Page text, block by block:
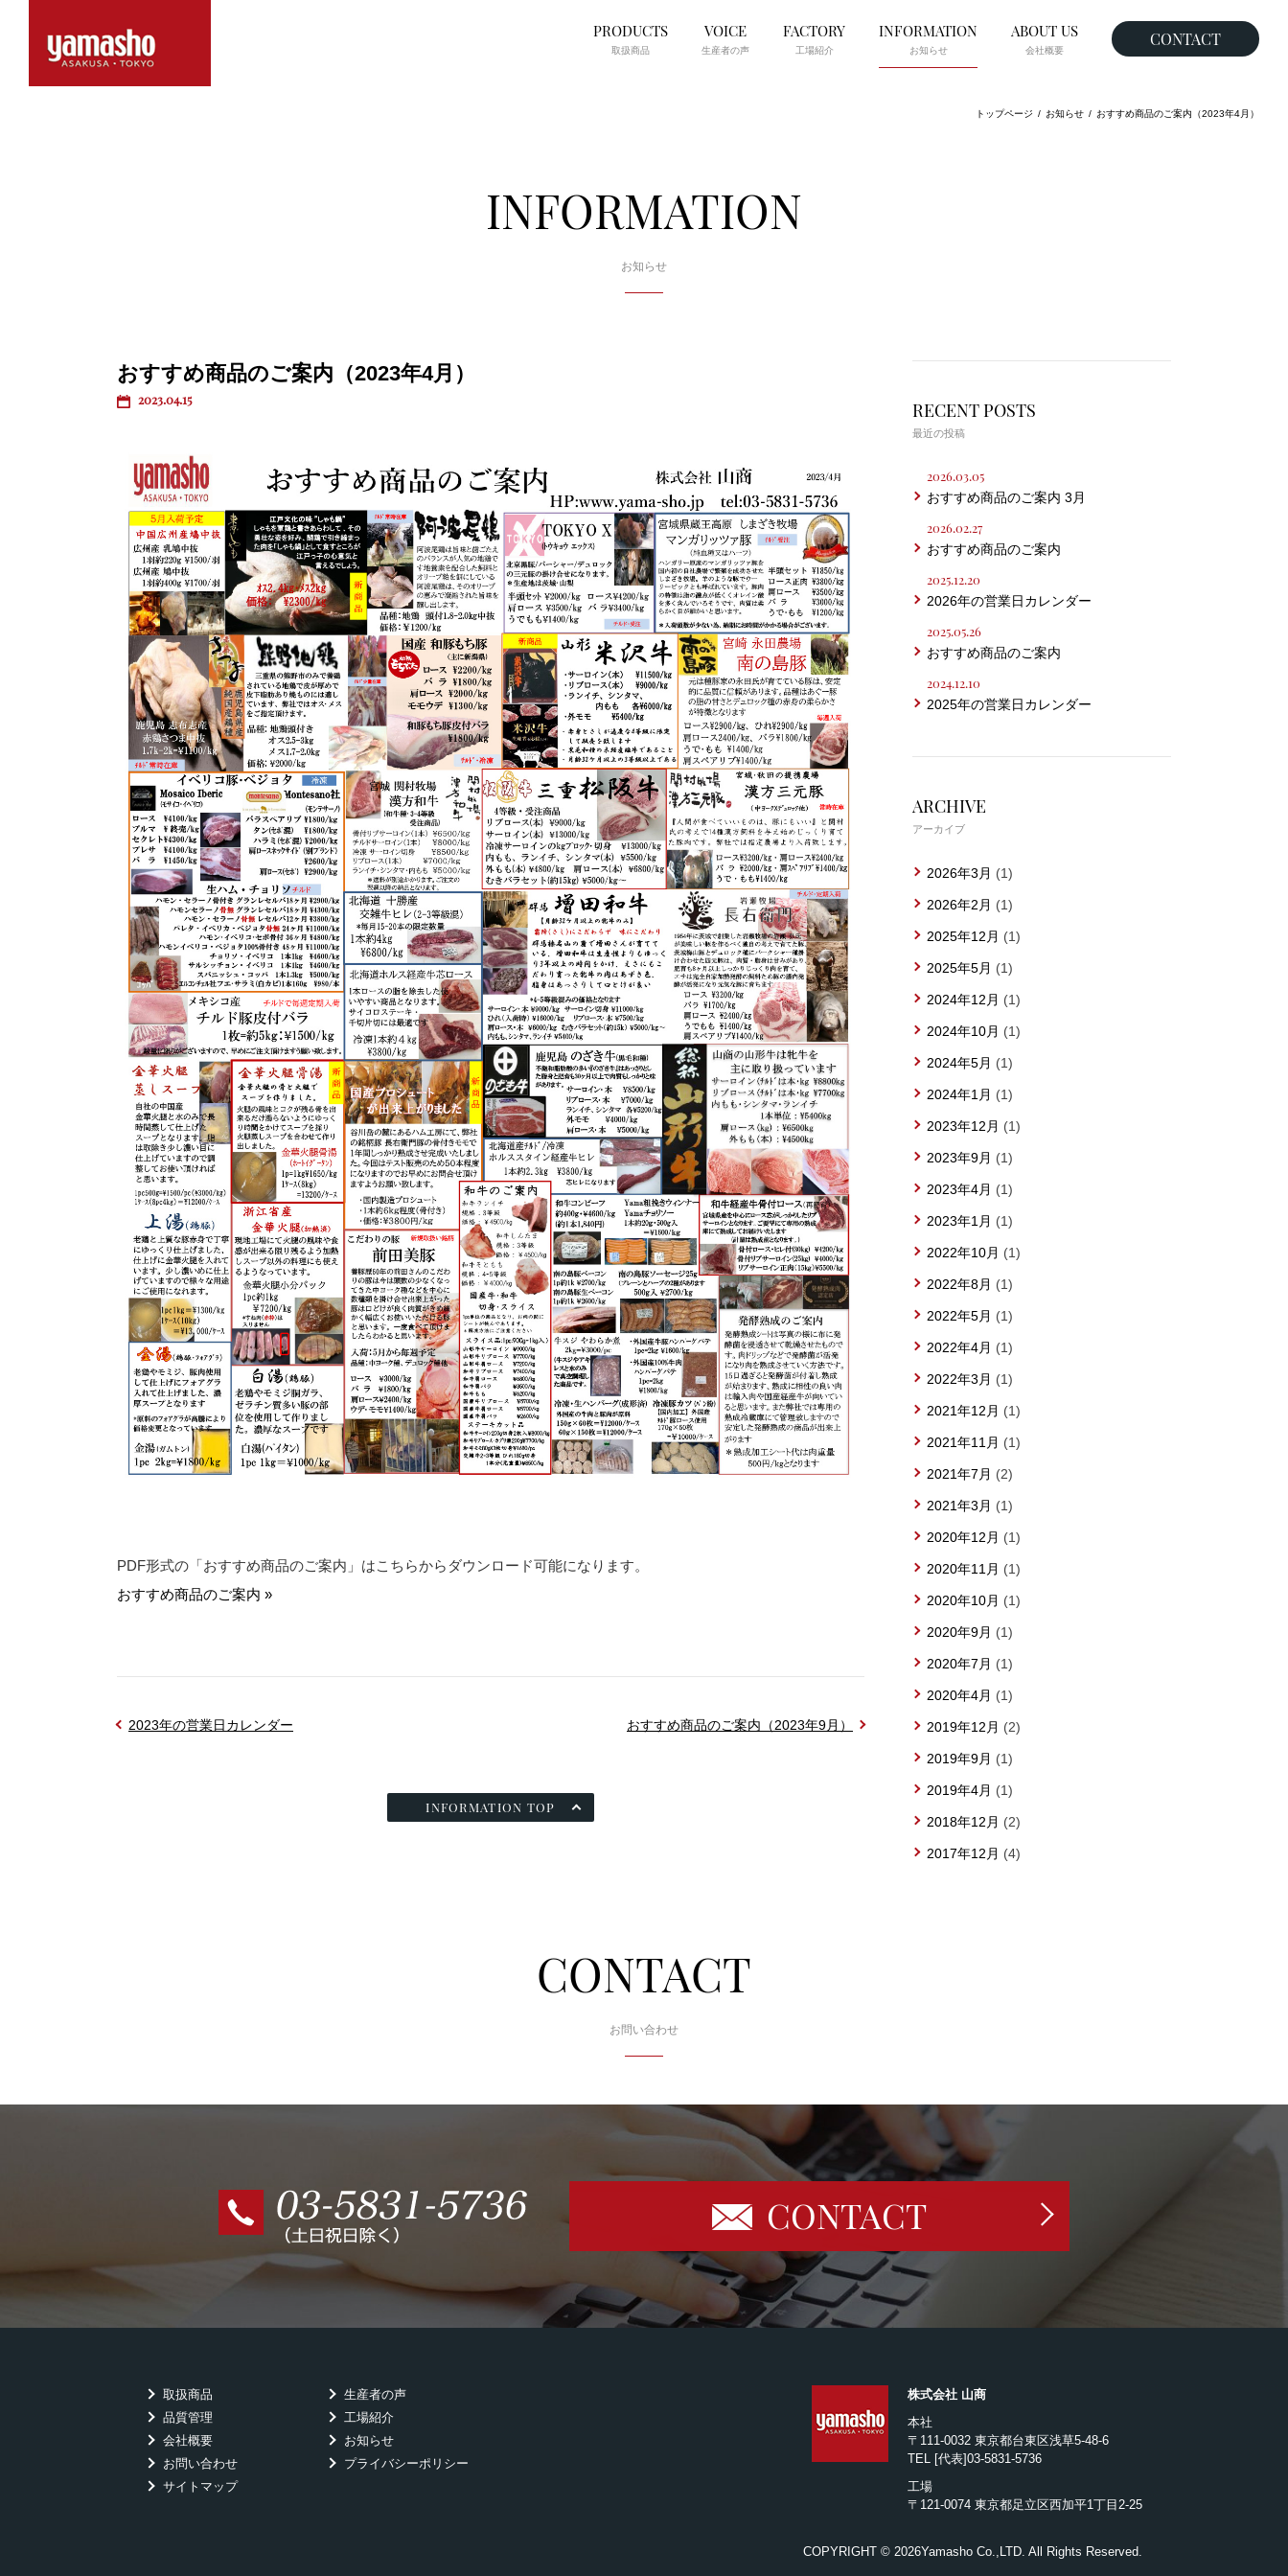
PRODUCTS
取扱商品
VOICE
生産者の声
FACTORY
工場紹介
INFORMATION
お知らせ
ABOUT US
会社概要
CONTACT
トップページ お知らせ おすすめ商品のご案内（2023年4月）
INFORMATION
お知らせ
おすすめ商品のご案内（2023年4月）
2023.04.15
PDF形式の「おすすめ商品のご案内」はこちらからダウンロード可能になります。
おすすめ商品のご案内 »
2023年の営業日カレンダー おすすめ商品のご案内（2023年9月）
INFORMATION TOP
RECENT POSTS
最近の投稿
2026.03.05
おすすめ商品のご案内 3月
2026.02.27
おすすめ商品のご案内
2025.12.20
2026年の営業日カレンダー
2025.05.26
おすすめ商品のご案内
2024.12.10
2025年の営業日カレンダー
ARCHIVE
アーカイブ
2026年3月 (1)
2026年2月 (1)
2025年12月 (1)
2025年5月 (1)
2024年12月 (1)
2024年10月 (1)
2024年5月 (1)
2024年1月 (1)
2023年12月 (1)
2023年9月 (1)
2023年4月 (1)
2023年1月 (1)
2022年10月 (1)
2022年8月 (1)
2022年5月 (1)
2022年4月 (1)
2022年3月 (1)
2021年12月 (1)
2021年11月 (1)
2021年7月 (2)
2021年3月 (1)
2020年12月 (1)
2020年11月 (1)
2020年10月 (1)
2020年9月 (1)
2020年7月 (1)
2020年4月 (1)
2019年12月 (2)
2019年9月 (1)
2019年4月 (1)
2018年12月 (2)
2017年12月 (4)
CONTACT
お問い合わせ
CONTACT
取扱商品
生産者の声
品質管理
工場紹介
会社概要
お知らせ
お問い合わせ
プライバシーポリシー
サイトマップ
株式会社 山商
本社
〒111-0032 東京都台東区浅草5-48-6
TEL [代表]03-5831-5736
工場
〒121-0074 東京都足立区西加平1丁目2-25
COPYRIGHT © 2026Yamasho Co.,LTD. All Rights Reserved.